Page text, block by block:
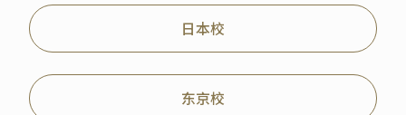
日本校
东京校